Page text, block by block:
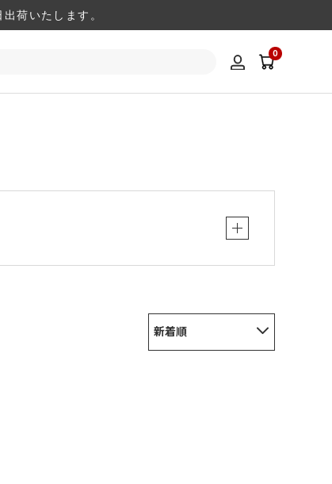
荷いたします。
0
新着順